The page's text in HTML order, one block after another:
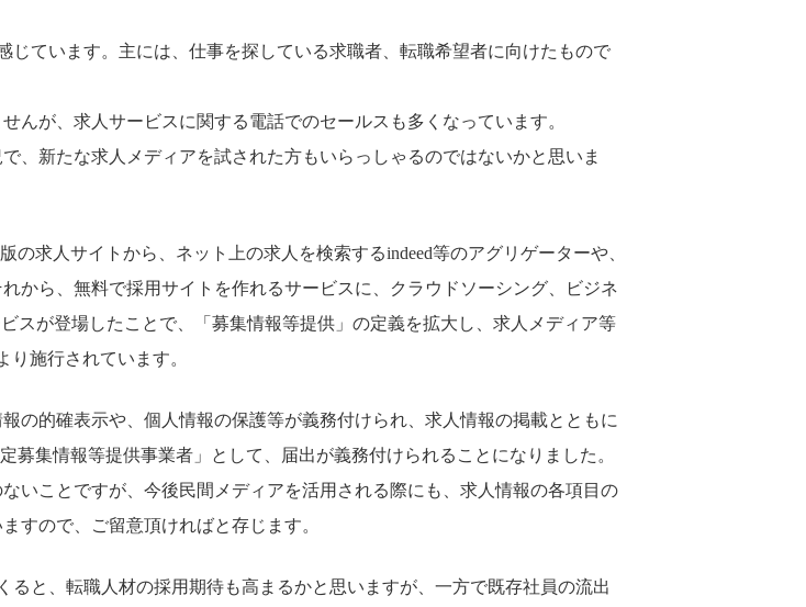
ています。主には、仕事を探している求職者、転職希望者に向けたもので
んが、求人サービスに関する電話でのセールスも多くなっています。
、新たな求人メディアを試された方もいらっしゃるのではないかと思いま
求人サイトから、ネット上の求人を検索するindeed等のアグリゲーターや、
から、無料で採用サイトを作れるサービスに、クラウドソーシング、ビジネ
スが登場したことで、「募集情報等提供」の定義を拡大し、求人メディア等
施行されています。
の的確表示や、個人情報の保護等が義務付けられ、求人情報の掲載とともに
募集情報等提供事業者」として、届出が義務付けられることになりました。
いことですが、今後民間メディアを活用される際にも、求人情報の各項目の
すので、ご留意頂ければと存じます。
ると、転職人材の採用期待も高まるかと思いますが、一方で既存社員の流出